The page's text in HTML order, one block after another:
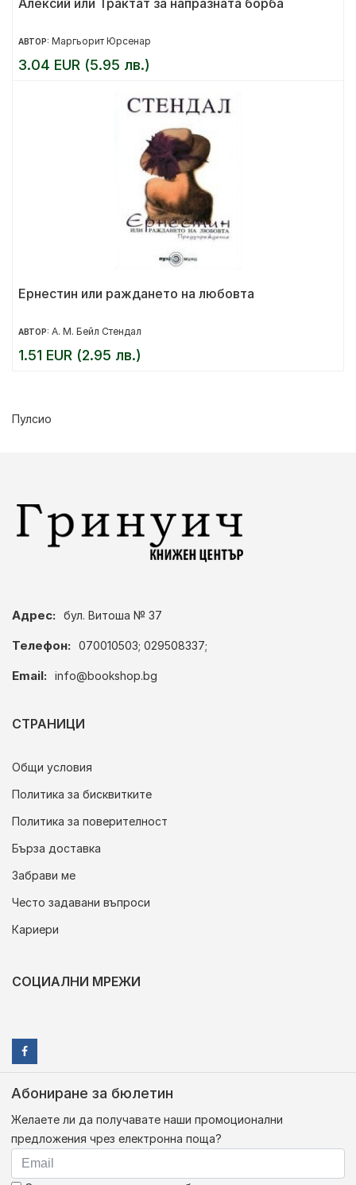
Алексий или Трактат за напразната борба
АВТОР: Маргьорит Юрсенар
3.04 EUR (5.95 лв.)
Ернестин или раждането на любовта
АВТОР: А. М. Бейл Стендал
1.51 EUR (2.95 лв.)
Пулсио
Адрес: бул. Витоша № 37
Телефон: 070010503; 029508337;
Email: info@bookshop.bg
СТРАНИЦИ
Общи условия
Политика за бисквитките
Политика за поверителност
Бърза доставка
Забрави ме
Често задавани въпроси
Кариери
СОЦИАЛНИ МРЕЖИ
Абониране за бюлетин
Желаете ли да получавате наши промоционални
предложения чрез електронна поща?